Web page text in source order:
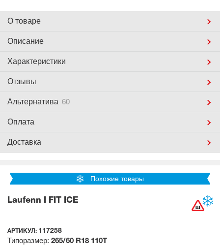
О товаре
Описание
Характеристики
Отзывы
Альтернатива 60
Оплата
Доставка
Похожие товары
Laufenn I FIT ICE
АРТИКУЛ: 117258
Типоразмер: 265/60 R18 110T